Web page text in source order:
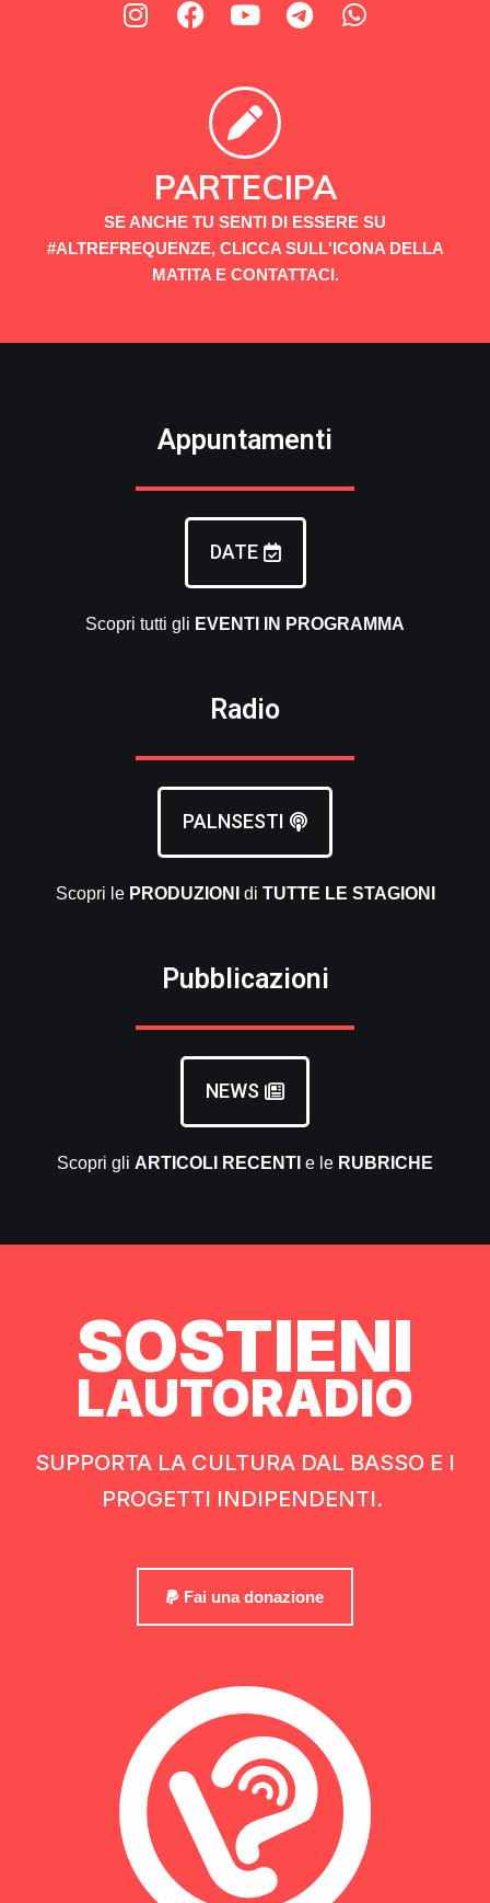
PARTECIPA
SE ANCHE TU SENTI DI ESSERE SU
#ALTREFREQUENZE, CLICCA SULL'ICONA DELLA
MATITA E CONTATTACI.
Appuntamenti
DATE
Scopri tutti gli EVENTI IN PROGRAMMA
Radio
PALNSESTI
Scopri le PRODUZIONI di TUTTE LE STAGIONI
Pubblicazioni
NEWS
Scopri gli ARTICOLI RECENTI e le RUBRICHE
SOSTIENI
LAUTORADIO
SUPPORTA LA CULTURA DAL BASSO E I
PROGETTI INDIPENDENTI.
Fai una donazione